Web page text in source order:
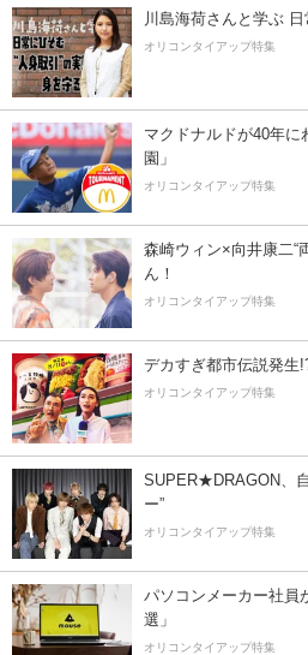
川島海荷さんと学ぶ
オリコンタイアップ特集
マクドナルドが40年
園」
オリコンタイアップ特集
森崎ウィン×向井康二“
ん！
オリコンタイアップ特集
デカすぎ都市伝説発生
オリコンタイアップ特集
SUPER★DRAGON、
ー”
オリコンタイアップ特集
パソコンメーカー社員
選」
オリコンタイアップ特集